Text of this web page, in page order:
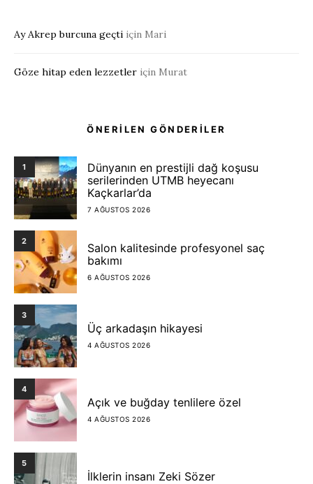
Ay Akrep burcuna geçti için Mari
Göze hitap eden lezzetler için Murat
ÖNERİLEN GÖNDERİLER
1
Dünyanın en prestijli dağ koşusu
serilerinden UTMB heyecanı
Kaçkarlar’da
7 AĞUSTOS 2026
2
Salon kalitesinde profesyonel saç
bakımı
6 AĞUSTOS 2026
3
Üç arkadaşın hikayesi
4 AĞUSTOS 2026
4
Açık ve buğday tenlilere özel
4 AĞUSTOS 2026
5
İlklerin insanı Zeki Sözer